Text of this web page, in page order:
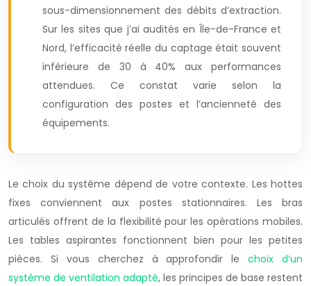
sous-dimensionnement des débits d’extraction.
Sur les sites que j’ai audités en Île-de-France et
Nord, l’efficacité réelle du captage était souvent
inférieure de 30 à 40% aux performances
attendues. Ce constat varie selon la
configuration des postes et l’ancienneté des
équipements.
Le choix du système dépend de votre contexte. Les hottes
fixes conviennent aux postes stationnaires. Les bras
articulés offrent de la flexibilité pour les opérations mobiles.
Les tables aspirantes fonctionnent bien pour les petites
pièces. Si vous cherchez à approfondir lechoix d’un
système de ventilation adapté, les principes de base restent